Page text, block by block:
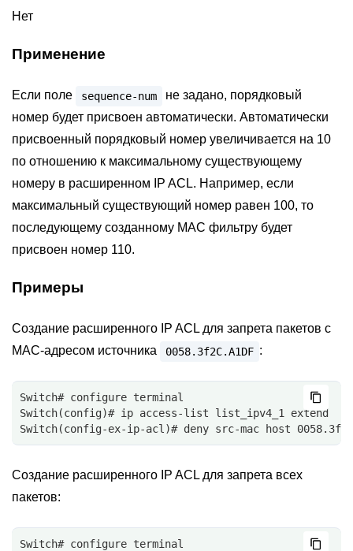
Нет
Применение
Если поле sequence-num
не задано, порядковый
номер будет присвоен автоматически. Автоматически
присвоенный порядковый номер увеличивается на 10
по отношению к максимальному существующему
номеру в расширенном IP ACL. Например, если
максимальный существующий номер равен 100, то
последующему созданному MAC фильтру будет
присвоен номер 110.
Примеры
Создание расширенного IP ACL для запрета пакетов с
MAC-адресом источника
0058.3f2C.A1DF :
Switch# configure terminal
Switch(config)# ip access-list list_ipv4_1 extend
Switch(config-ex-ip-acl)# deny src-mac host
Создание расширенного IP ACL для запрета всех
пакетов:
Switch# configure terminal